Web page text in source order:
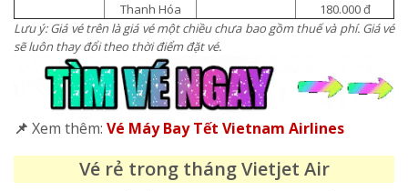
Thanh Hóa
180.000 đ
Lưu ý: Giá vé trên là giá vé một chiều chưa bao gồm thuế và phí. Giá vé
sẽ luôn thay đổi theo thời điểm đặt vé.
📌 Xem thêm: Vé Máy Bay Tết Vietnam Airlines
Vé rẻ trong tháng Vietjet Air